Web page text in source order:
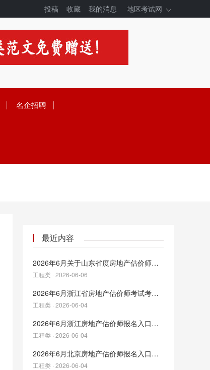
投稿 收藏 我的消息 地区考试网
名企招聘
最近内容
2026年6月关于山东省度房地产估价师职业资格考试有关事项的通知
工程类 · 2026-06-06
2026年6月浙江省房地产估价师考试考务工作的通知
工程类 · 2026-06-04
2026年6月浙江房地产估价师报名入口已开通！
工程类 · 2026-06-04
2026年6月北京房地产估价师报名入口已开通！
工程类 · 2026-06-04